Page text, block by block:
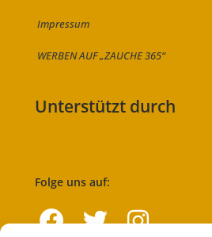
Impressum
WERBEN AUF „ZAUCHE 365“
Unterstützt durch
Folge uns auf: